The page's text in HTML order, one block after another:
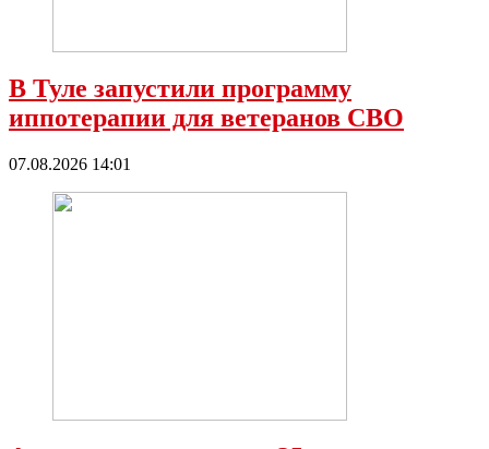
В Туле запустили программу
иппотерапии для ветеранов СВО
07.08.2026 14:01